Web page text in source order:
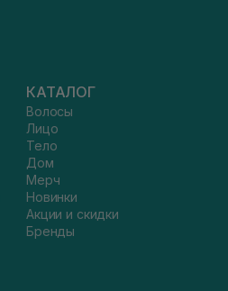
КАТАЛОГ
Волосы
Лицо
Тело
Дом
Мерч
Новинки
Акции и скидки
Бренды